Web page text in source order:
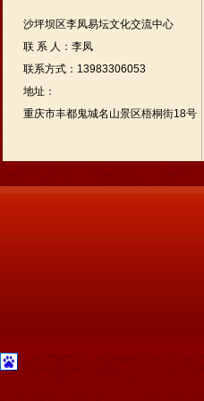
沙坪坝区李凤易坛文化交流中心
联 系 人：李凤
联系方式：13983306053
地址：
重庆市丰都鬼城名山景区梧桐街18号